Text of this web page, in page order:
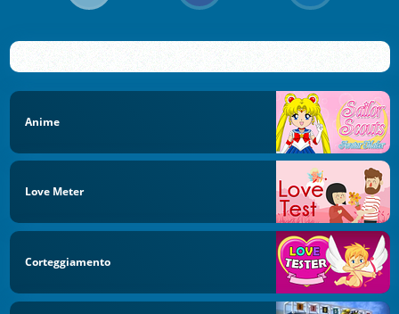
Anime
Love Meter
Corteggiamento